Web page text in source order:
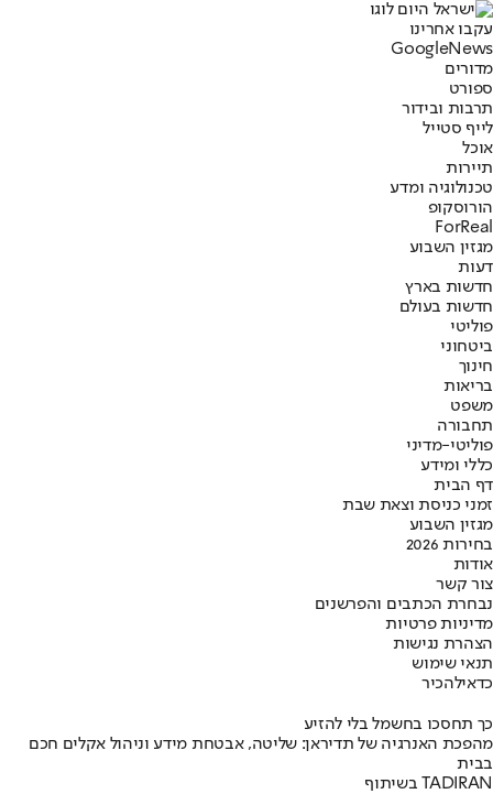
עקבו אחרינו
Googl eNews
מדורים
ספורט
תרבות ובידור
לייף סטייל
אוכל
תיירות
טכנולוגיה ומדע
הורוסקופ
ForReal
מגזין השבוע
דעות
חדשות בארץ
חדשות בעולם
פוליטי
ביטחוני
חינוך
בריאות
משפט
תחבורה
פוליטי-מדיני
כללי ומידע
דף הבית
זמני כניסת וצאת שבת
מגזין השבוע
בחירות 2026
אודות
צור קשר
נבחרת הכתבים והפרשנים
מדיניות פרטיות
הצהרת נגישות
תנאי שימוש
כדאילהכיר
כך תחסכו בחשמל בלי להזיע
מהפכת האנרגיה של תדיראן: שליטה, אבטחת מידע וניהול אקלים חכם
בבית
בשיתוף TADIRAN